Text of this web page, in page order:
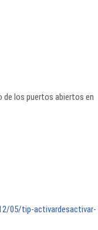
de los puertos abiertos en
05/tip-activardesactivar-